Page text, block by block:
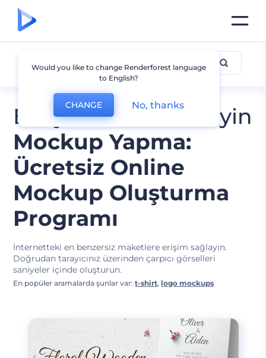
En iyilerini düzenleyin
Mockup Yapma:
Ücretsiz Online
Mockup Oluşturma
Programı
İnternetteki en benzersiz maketlere erişim sağlayın.
Doğrudan tarayıcınız üzerinden çarpıcı görselleri
saniyeler içinde oluşturun.
Mockup Tasarımları
En popüler aramalarda şunlar var:t-shirt, logo mockups
Would you like to change Renderforest language
to English?
CHANGE No, thanks